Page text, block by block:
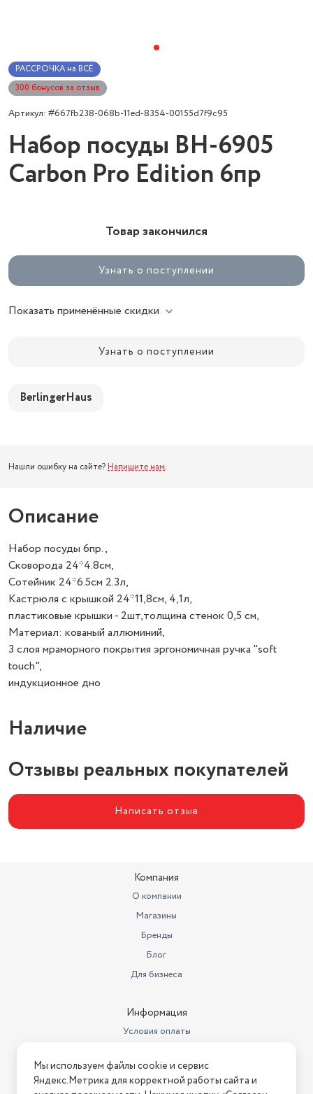
РАССРОЧКА на ВСЁ
300 бонусов за отзыв
Артикул: #667fb238-068b-11ed-8354-00155d7f9c95
Набор посуды BH-6905
Carbon Pro Edition 6пр
Товар закончился
Узнать о поступлении
Показать применённые скидки
Узнать о поступлении
BerlingerHaus
Нашли ошибку на сайте? Напишите нам.
Описание
Набор посуды 6пр.,
Сковорода 24*4.8см,
Сотейник 24*6.5см 2.3л,
Кастрюля с крышкой 24*11,8см, 4,1л,
пластиковые крышки - 2шт,толщина стенок 0,5 см,
Материал: кованый аллюминий,
3 слоя мраморного покрытия эргономичная ручка "soft
touch",
индукционное дно
Наличие
Отзывы реальных покупателей
Написать отзыв
Компания
О компании
Магазины
Бренды
Блог
Для бизнеса
Информация
Условия оплаты
Условия возврата
Нашли ошибку на сайте? Напишите нам
Мы используем файлы cookie и сервис
Яндекс.Метрика для корректной работы сайта и